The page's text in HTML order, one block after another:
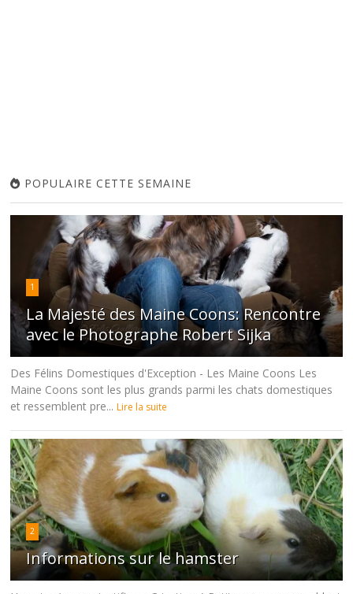
POPULAIRE CETTE SEMAINE
1
La Majesté des Maine Coons: Rencontre
avec le Photographe Robert Sijka
Des Félins Domestiques d'Exception - Les Maine Coons Les
Maine Coons sont les plus grands parmi les chats domestiques
et ressemblent pre... Lire la suite
2
Informations sur le hamster